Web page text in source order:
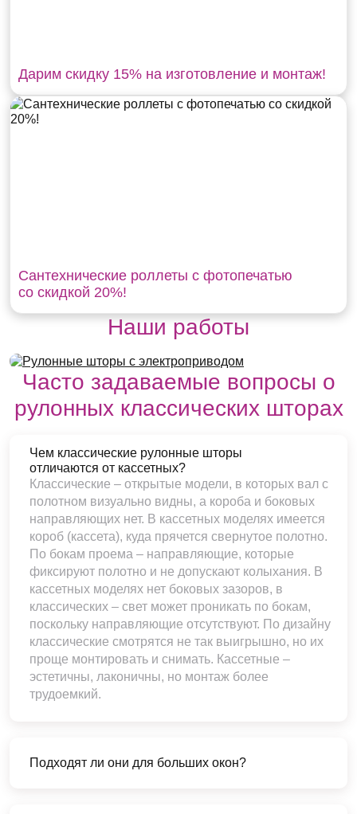
Дарим скидку 15% на изготовление и монтаж!
Сантехнические роллеты с фотопечатью
со скидкой 20%!
Наши работы
Часто задаваемые вопросы о
рулонных классических шторах
Чем классические рулонные шторы
отличаются от кассетных?
Классические – открытые модели, в которых вал с
полотном визуально видны, а короба и боковых
направляющих нет. В кассетных моделях имеется
короб (кассета), куда прячется свернутое полотно.
По бокам проема – направляющие, которые
фиксируют полотно и не допускают колыхания. В
кассетных моделях нет боковых зазоров, в
классических – свет может проникать по бокам,
поскольку направляющие отсутствуют. По дизайну
классические смотрятся не так выигрышно, но их
проще монтировать и снимать. Кассетные –
эстетичны, лаконичны, но монтаж более
трудоемкий.
Подходят ли они для больших окон?